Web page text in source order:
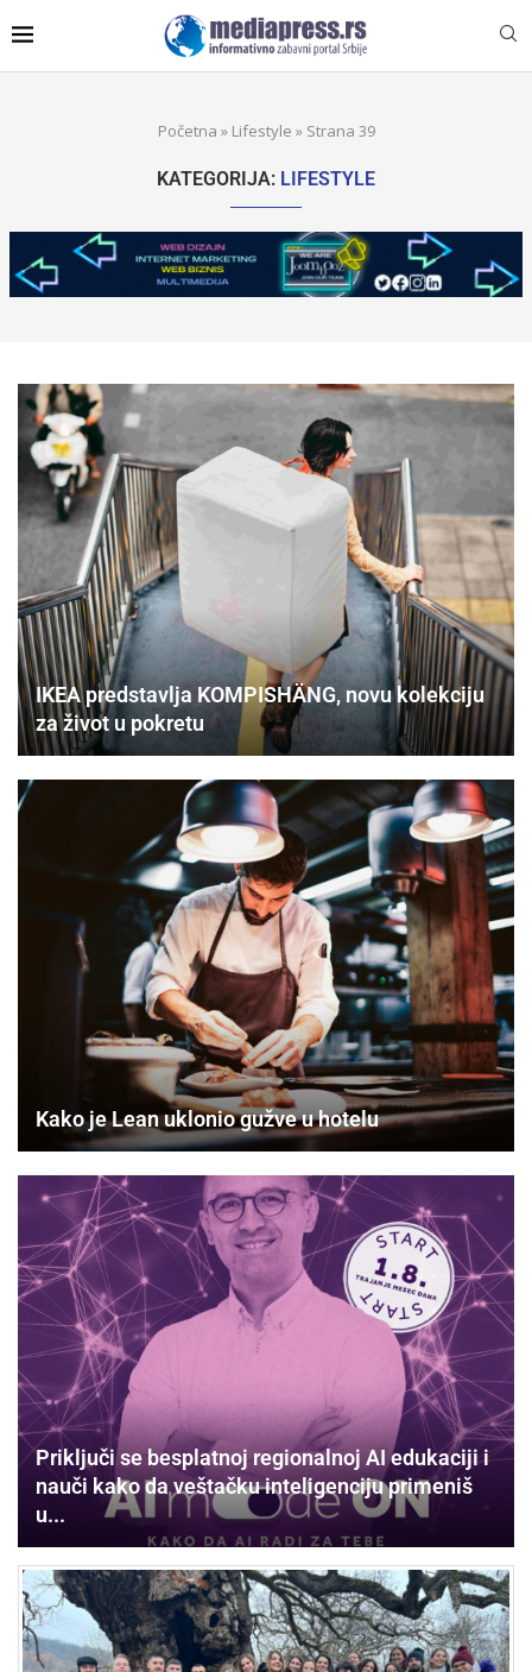
Početna » Lifestyle » Strana 39
KATEGORIJA: LIFESTYLE
IKEA predstavlja KOMPISHÄNG, novu kolekciju
za život u pokretu
Kako je Lean uklonio gužve u hotelu
Priključi se besplatnoj regionalnoj AI edukaciji i
nauči kako da veštačku inteligenciju primeniš
u...